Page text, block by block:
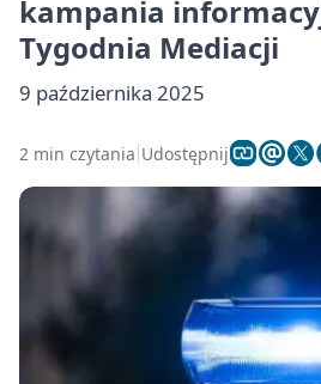
kampania
Tygodnia Mediacji
9 października 2025
2 min czytania Udostępnij